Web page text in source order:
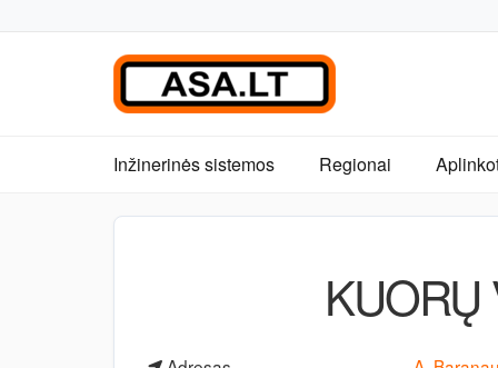
Inžinerinės sistemos Regionai
KUORŲ